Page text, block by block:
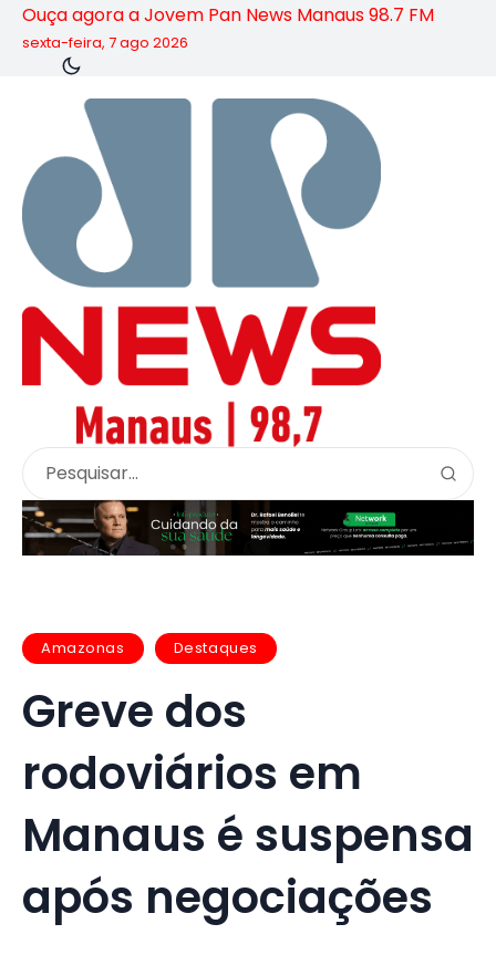
Ouça agora a Jovem Pan News Manaus 98.7 FM
sexta-feira, 7 ago 2026
Amazonas Destaques
Greve dos
rodoviários em
Manaus é suspensa
após negociações